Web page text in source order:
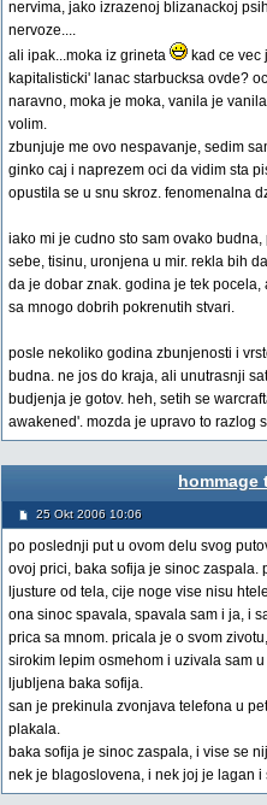
nervima, jako izrazenoj blizanackoj
nervoze....
ali ipak...moka iz grineta
kad ce vec
kapitalisticki' lanac starbucksa ovde?
naravno, moka je moka, vanila je
volim.
zbunjuje me ovo nespavanje, sedim
ginko caj i naprezem oci da vidim sta
opustila se u snu skroz. fenomenalna
iako mi je cudno sto sam ovako
sebe, tisinu, uronjena u mir. rekla bih
da je dobar znak. godina je tek
sa mnogo dobrih pokrenutih stvari.
posle nekoliko godina zbunjenosti i
budna. ne jos do kraja, ali unutrasnji
budjenja je gotov. heh, setih se
awakened'. mozda je upravo to razlog
hommage
25 Okt 2006 10:06
po poslednji put u ovom delu svog
ovoj prici, baka sofija je sinoc zaspala.
ljusture od tela, cije noge vise nisu
ona sinoc spavala, spavala sam i ja, i
prica sa mnom. pricala je o svom
sirokim lepim osmehom i uzivala sam
ljubljena baka sofija.
san je prekinula zvonjava telefona u
plakala.
baka sofija je sinoc zaspala, i vise se
nek je blagoslovena, i nek joj je lagan